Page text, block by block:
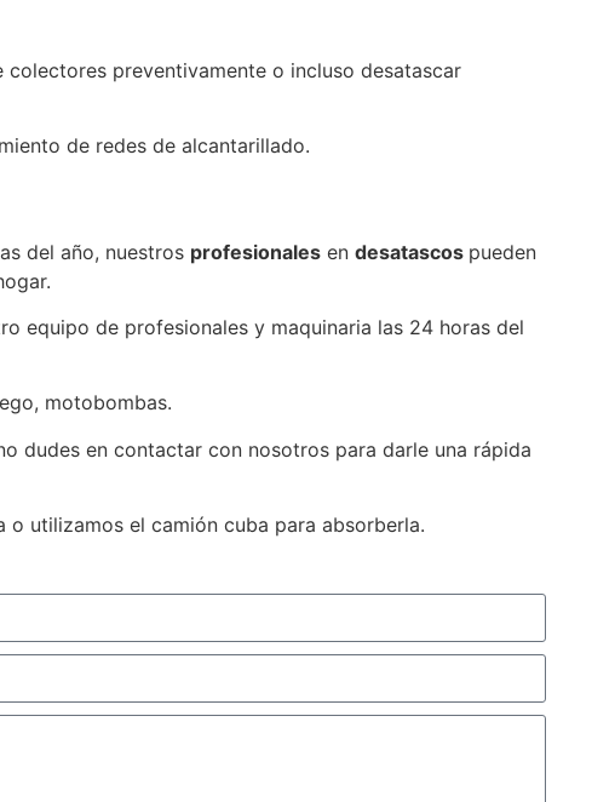
preventivamente o incluso desatascar
de redes de alcantarillado.
del año, nuestros profesionales en desatascos pueden
equipo de profesionales y maquinaria las 24 horas del
motobombas.
dudes en contactar con nosotros para darle una rápida
utilizamos el camión cuba para absorberla.